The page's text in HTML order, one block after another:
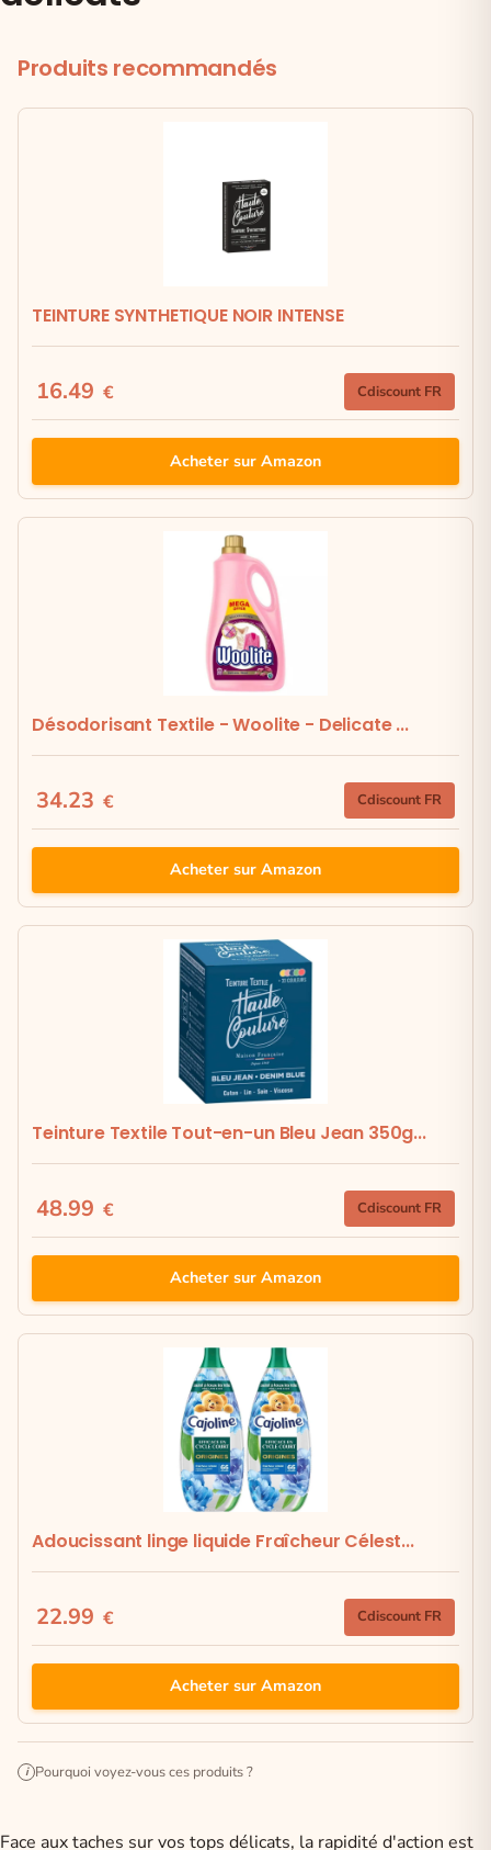
Produits recommandés
TEINTURE SYNTHETIQUE NOIR INTENSE
16.49 € Cdiscount FR
Acheter sur Amazon
Désodorisant Textile - Woolite - Delicate ...
34.23 € Cdiscount FR
Acheter sur Amazon
Teinture Textile Tout-en-un Bleu Jean 350g...
48.99 € Cdiscount FR
Acheter sur Amazon
Adoucissant linge liquide Fraîcheur Célest...
22.99 € Cdiscount FR
Acheter sur Amazon
i Pourquoi voyez-vous ces produits ?
Face aux taches sur vos tops délicats, la rapidité d'action est